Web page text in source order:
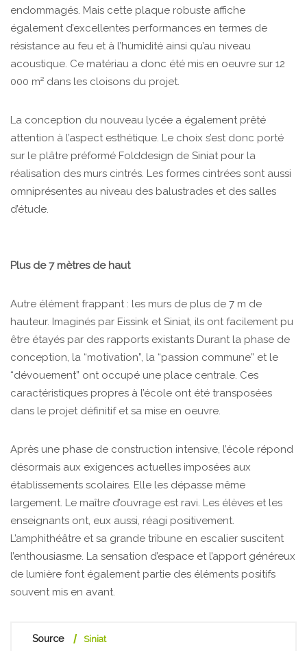
endommagés. Mais cette plaque robuste affiche
également d’excellentes performances en termes de
résistance au feu et à l’humidité ainsi qu’au niveau
acoustique. Ce matériau a donc été mis en oeuvre sur 12
000 m² dans les cloisons du projet.
La conception du nouveau lycée a également prêté
attention à l’aspect esthétique. Le choix s’est donc porté
sur le plâtre préformé Folddesign de Siniat pour la
réalisation des murs cintrés. Les formes cintrées sont aussi
omniprésentes au niveau des balustrades et des salles
d’étude.
Plus de 7 mètres de haut
Autre élément frappant : les murs de plus de 7 m de
hauteur. Imaginés par Eissink et Siniat, ils ont facilement pu
être étayés par des rapports existants Durant la phase de
conception, la “motivation”, la “passion commune” et le
“dévouement” ont occupé une place centrale. Ces
caractéristiques propres à l’école ont été transposées
dans le projet définitif et sa mise en oeuvre.
Après une phase de construction intensive, l’école répond
désormais aux exigences actuelles imposées aux
établissements scolaires. Elle les dépasse même
largement. Le maître d’ouvrage est ravi. Les élèves et les
enseignants ont, eux aussi, réagi positivement.
L’amphithéâtre et sa grande tribune en escalier suscitent
l’enthousiasme. La sensation d’espace et l’apport généreux
de lumière font également partie des éléments positifs
souvent mis en avant.
Source Siniat